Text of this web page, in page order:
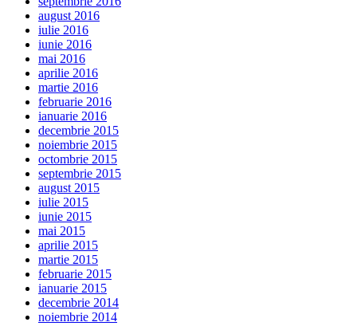
august 2016
iulie 2016
iunie 2016
mai 2016
aprilie 2016
martie 2016
februarie 2016
ianuarie 2016
decembrie 2015
noiembrie 2015
octombrie 2015
septembrie 2015
august 2015
iulie 2015
iunie 2015
mai 2015
aprilie 2015
martie 2015
februarie 2015
ianuarie 2015
decembrie 2014
noiembrie 2014